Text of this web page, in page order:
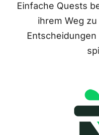
Einfache Quests
ihrem Weg